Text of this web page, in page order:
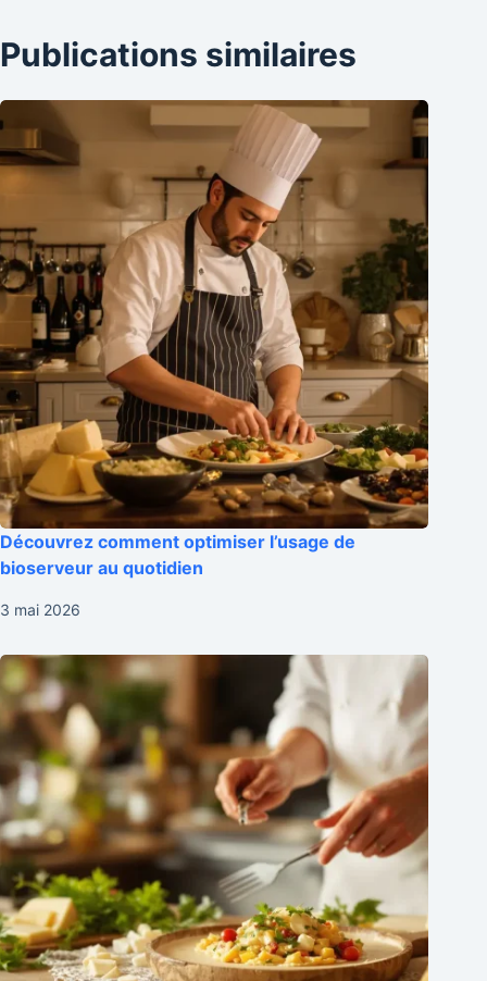
Publications similaires
Découvrez comment optimiser l’usage de
bioserveur au quotidien
3 mai 2026